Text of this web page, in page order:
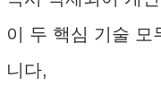
이 두 핵심 기술 모
니다,